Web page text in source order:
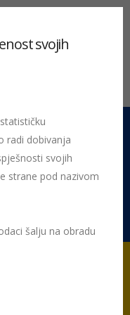
centar
svojih
radi dobivanja
svojih
strane pod nazivom
šalju na obradu